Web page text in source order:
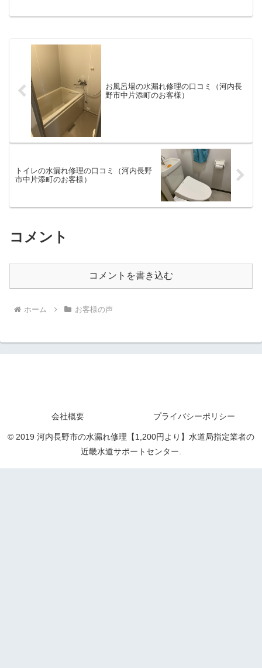
お風呂場の水漏れ修理の口コミ（河内長
野市中片添町のお客様）
トイレの水漏れ修理の口コミ（河内長野
市中片添町のお客様）
コメント
コメントを書き込む
ホーム お客様の声
会社概要 プライバシーポリシー
© 2019 河内長野市の水漏れ修理【1,200円より】水道局指定業者の
近畿水道サポートセンター.